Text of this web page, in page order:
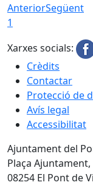
AnteriorSegüent
1
Xarxes socials:
Crèdits
Contactar
Protecció de
Avís legal
Accessibilitat
Ajuntament del
Plaça Ajuntament,
08254 El Pont de